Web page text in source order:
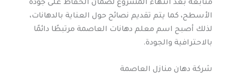
متابعة بعد انتهاء المشروع لضمان الحفاظ على جودة
الأسطح، كما يتم تقديم نصائح حول العناية بالدهانات،
لذلك أصبح اسم معلم دهانات العاصمة مرتبطًا دائمًا
بالاحترافية والجودة.
شركة دهان منازل العاصمة